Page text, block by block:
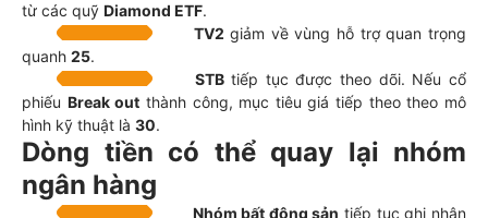
từ các quỹ Diamond ETF.
TV2 giảm về vùng hỗ trợ quan trọng
quanh 25.
STBtiếp tục được theo dõi. Nếu cổ
phiếu Break out thành công, mục tiêu giá tiếp theo theo mô
hình kỹ thuật là 30.
Dòng tiền có thể quay lại nhóm
ngân hàng
Nhóm bất động sản tiếp tục ghi nhận